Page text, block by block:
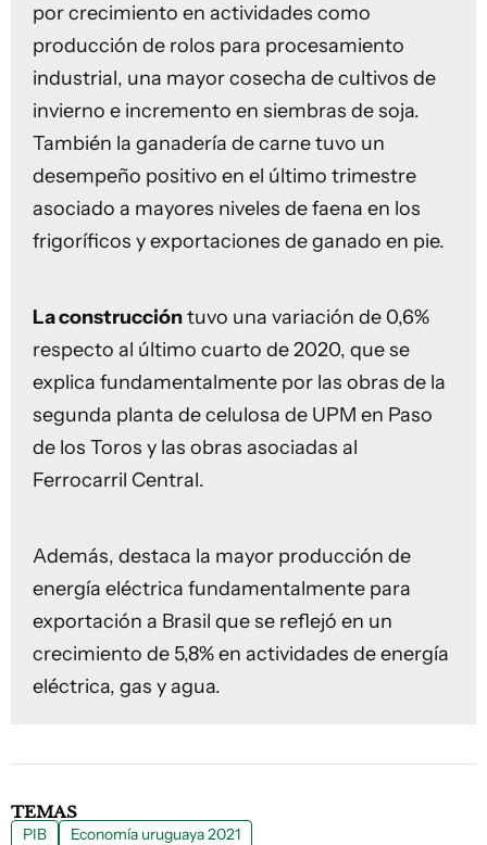
por crecimiento en actividades como
producción de rolos para procesamiento
industrial, una mayor cosecha de cultivos de
invierno e incremento en siembras de soja.
También la ganadería de carne tuvo un
desempeño positivo en el último trimestre
asociado a mayores niveles de faena en los
frigoríficos y exportaciones de ganado en pie.
La construccióntuvo una variación de 0,6%
respecto al último cuarto de 2020, que se
explica fundamentalmente por las obras de la
segunda planta de celulosa de UPM en Paso
de los Toros y las obras asociadas al
Ferrocarril Central.
Además, destaca la mayor producción de
energía eléctrica fundamentalmente para
exportación a Brasil que se reflejó en un
crecimiento de 5,8% en actividades de energía
eléctrica, gas y agua.
TEMAS
PIB Economía uruguaya 2021